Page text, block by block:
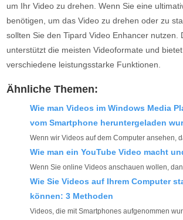
um Ihr Video zu drehen. Wenn Sie eine
benötigen, um das Video zu drehen oder zu
sollten Sie den Tipard Video Enhancer nutzen.
unterstützt die meisten Videoformate und
verschiedene leistungsstarke Funktionen.
Ähnliche Themen:
Wie man Videos im Windows Media
vom Smartphone heruntergeladen
Wenn wir Videos auf dem Computer ansehen,
Wie man ein YouTube Video macht
Wenn Sie online Videos anschauen wollen,
Wie Sie Videos auf Ihrem Computer
können: 3 Methoden
Videos, die mit Smartphones aufgenommen